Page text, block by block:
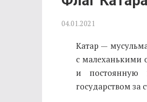
04.01.2021
Катар —
с малеханькими
и постоянную
государством